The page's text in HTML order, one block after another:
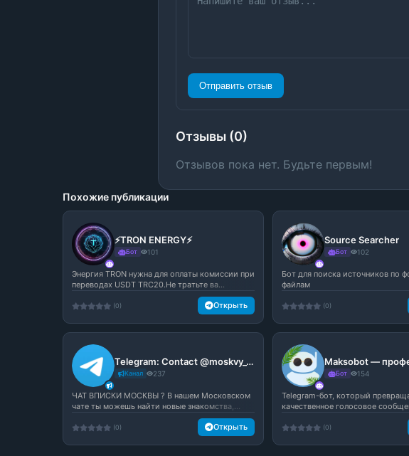
Отправить отзыв
Отзывы (0)
Отзывов пока нет. Будьте первым!
Похожие публикации
⚡️TRON ENERGY⚡️
Бот 101
Энергия TRON нужна для оплаты комиссии при
переводах USDT TRC20.Не тратьте ва...
(0) Открыть
Source Searcher
Бот 102
Бот для поиска источников по
файлам
(0)
Telegram: Contact @moskvy_vpisky
Канал 237
ЧАТ ВПИСКИ МОСКВЫ ? В нашем Московском
чате ты можешь найти новые знакомства,...
(0) Открыть
Бот 154
Telegram-бот, который
качественное голосовое
(0)